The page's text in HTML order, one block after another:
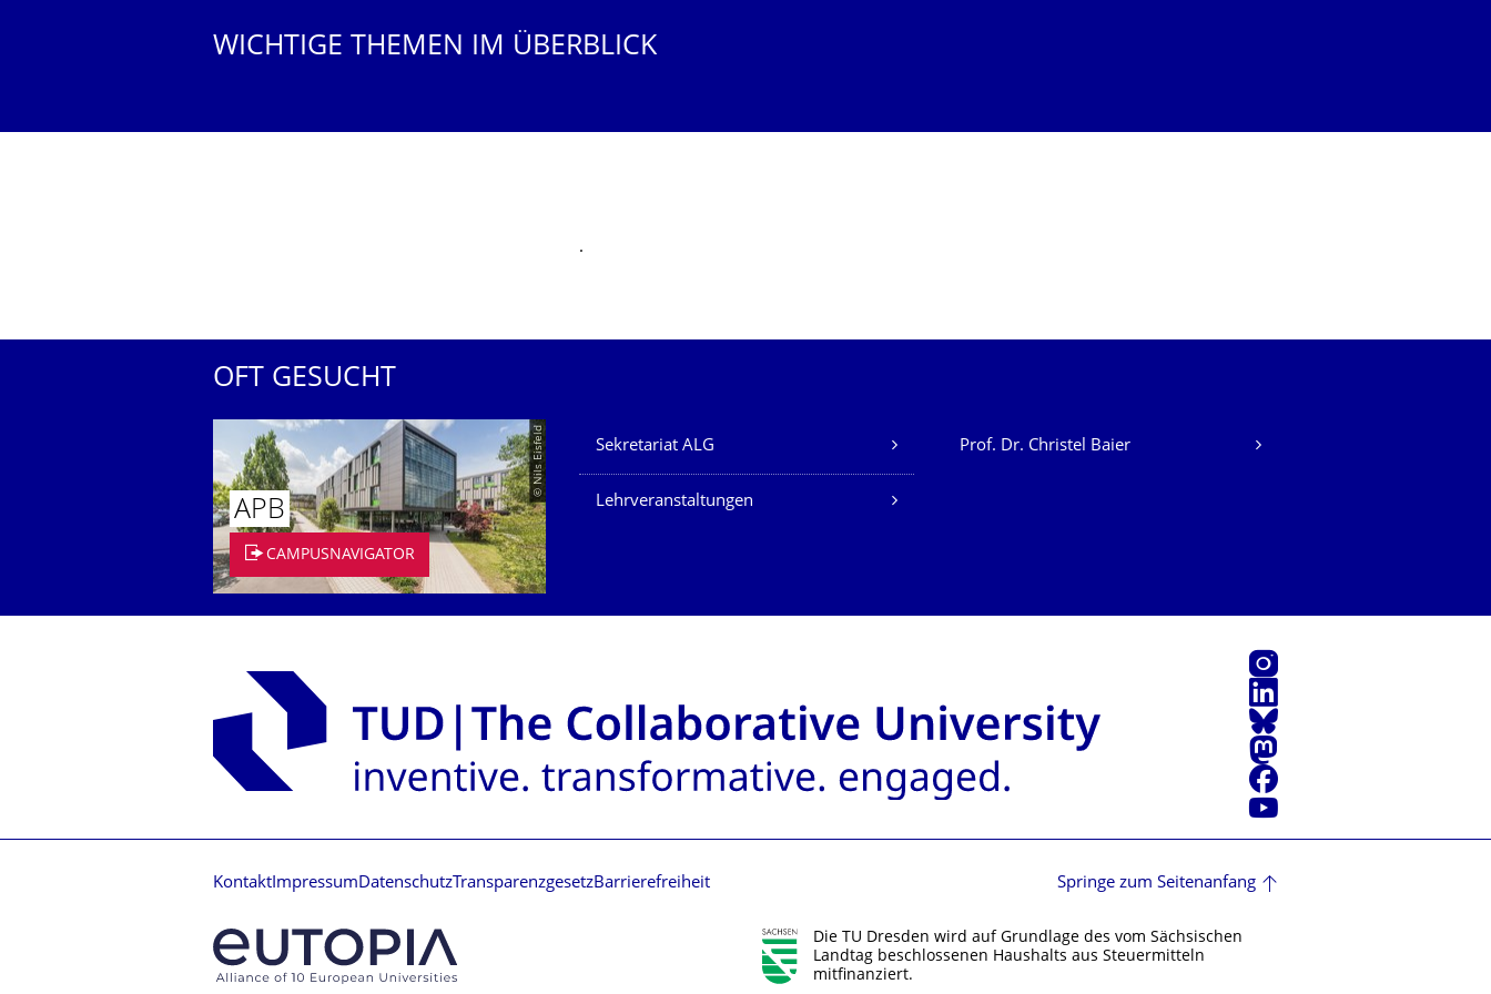
WICHTIGE THEMEN IM ÜBERBLICK
.
OFT GESUCHT
© Nils Eisfeld
APB
CAMPUSNAVIGATOR
Unsere Dienste
Sekretariat ALG Prof. Dr. Christel Baier
Lehrveranstaltungen
Instagram
LinkedIn
Bluesky
Mastodon
Facebook
Youtube
KontaktImpressumDatenschutz TransparenzgesetzBarrierefreiheit Springe zum Seitenanfang
Die TU Dresden wird auf Grundlage des vom Sächsischen
Landtag beschlossenen Haushalts aus Steuermitteln
mitfinanziert.